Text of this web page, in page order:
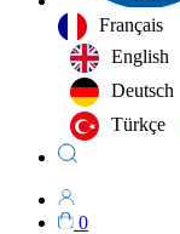
Français
English
Deutsch
Türkçe
0